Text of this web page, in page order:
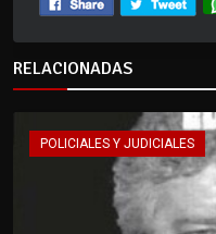
RELACIONADAS
POLICIALES Y JUDICIALES